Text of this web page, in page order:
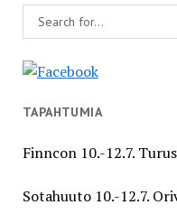
TAPAHTUMIA
Finncon 10.-12.7.
Sotahuuto 10.-12.7.